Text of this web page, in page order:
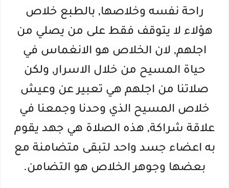
راحة نفسه وخلاصها, بالطبع خلاص
هؤلاء لا يتوقف فقط على من يصلي من
اجلهم, لان الخلاص هو الانغماس في
حياة المسيح من خلال الاسرار, ولكن
صلاتنا من اجلهم هي تعبير عن وعيش
خلاص المسيح الذي وحدنا وجمعنا في
علاقة شراكة, هذه الصلاة هي جهد يقوم
به اعضاء جسد واحد لتبقى متضامنة مع
بعضها وجوهر الخلاص هو التضامن.